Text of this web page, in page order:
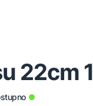
22cm